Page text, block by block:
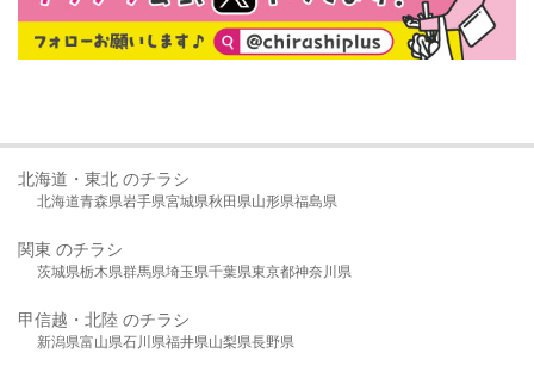
北海道・東北 のチラシ
北海道青森県岩手県宮城県秋田県山形県福島県
関東 のチラシ
茨城県栃木県群馬県埼玉県千葉県東京都神奈川県
甲信越・北陸 のチラシ
新潟県富山県石川県福井県山梨県長野県